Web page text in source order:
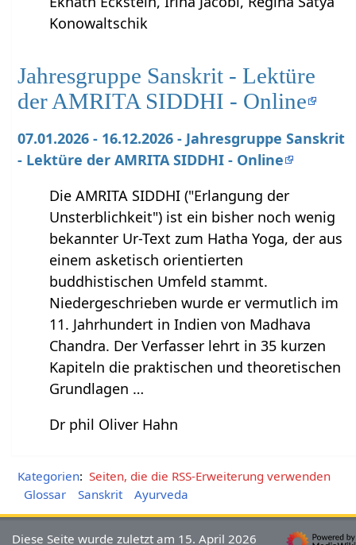
Konowaltschik
Jahresgruppe Sanskrit - Lektüre
der AMRITA SIDDHI - Online
07.01.2026 - 16.12.2026 - Jahresgruppe Sanskrit
- Lektüre der AMRITA SIDDHI - Online
Die AMRITA SIDDHI ("Erlangung der
Unsterblichkeit") ist ein bisher noch wenig
bekannter Ur-Text zum Hatha Yoga, der aus
einem asketisch orientierten
buddhistischen Umfeld stammt.
Niedergeschrieben wurde er vermutlich im
11. Jahrhundert in Indien von Madhava
Chandra. Der Verfasser lehrt in 35 kurzen
Kapiteln die praktischen und theoretischen
Grundlagen …
Dr phil Oliver Hahn
Kategorien: Seiten, die die RSS-Erweiterung verwenden
Glossar
Sanskrit Ayurveda
Diese Seite wurde zuletzt am 15. April 2026